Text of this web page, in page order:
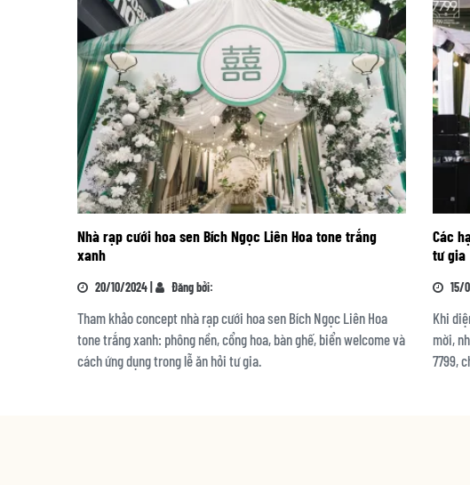
Nhà rạp cưới hoa sen Bích Ngọc Liên Hoa tone trắng
xanh
20/10/2024 | Đăng bởi:
Tham khảo concept nhà rạp cưới hoa sen Bích Ngọc Liên Hoa
tone trắng xanh: phông nền, cổng hoa, bàn ghế, biển welcome và
cách ứng dụng trong lễ ăn hỏi tư gia.
Các
tư gia
15/
Khi
mời,
7799,